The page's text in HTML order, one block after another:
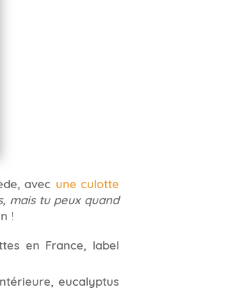
avec une culotte
mais tu peux quand
!
en France, label
eucalyptus